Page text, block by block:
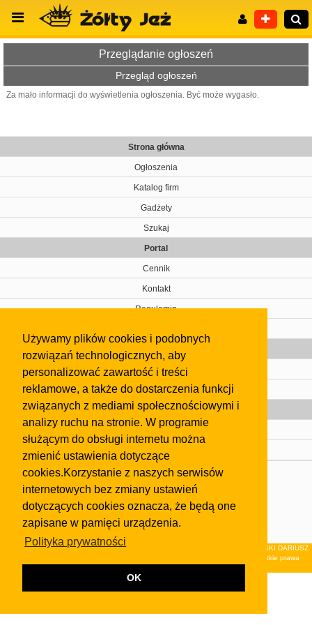
Używamy plików cookies i podobnych
rozwiązań technologicznych, aby
personalizować zawartość i treści
reklamowe, a także do dostarczenia funkcji
związanych z mediami społecznościowymi i
analizy ruchu na stronie. W programie
służącym do obsługi internetu można
zmienić ustawienia dotyczące
cookies.Korzystanie z naszych serwisów
internetowych bez zmiany ustawień
dotyczących cookies oznacza, że będą one
zapisane w pamięci urządzenia.
Polityka prywatności
OK
Przeglądanie ogłoszeń
Przegląd ogłoszeń
Za mało informacji do wyświetlenia ogłoszenia. Być może wygasło.
Strona główna
Ogłoszenia
Katalog firm
Gadżety
Szukaj
Portal
Cennik
Kontakt
Regulamin
Gazeta
Olkusz
Kontakt
Strefa dla biznesu
Biura nieruchomości
Dealerzy i autokomisy
Skontaktuj się z nami
regulaminuiPolityki Prywatności.
Klauzula FB
© 2026Wydawnictwo NEON sp. z o.o. (dawniej: FIRMA NEON MAREK KLUCZEWSKI DARIUSZ
KRAWCZYK s.c.) z siedzibą w Olkuszu, ul.Żuradzka 15, 32-300 Olkusz . Wszystkie prawa